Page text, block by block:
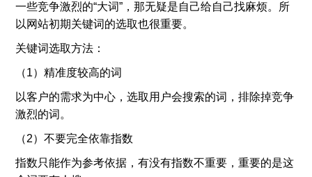
一些竞争激烈的“大词”，那无疑是自己给自己找麻烦。所
以网站初期关键词的选取也很重要。
关键词选取方法：
（1）精准度较高的词
以客户的需求为中心，选取用户会搜索的词，排除掉竞争
激烈的词。
（2）不要完全依靠指数
指数只能作为参考依据，有没有指数不重要，重要的是这